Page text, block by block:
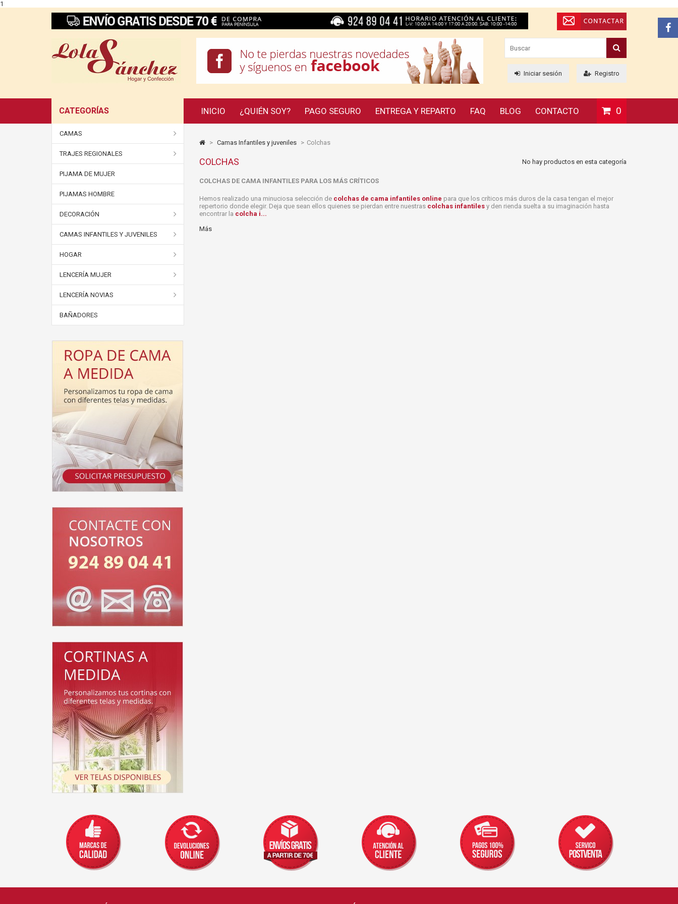
1
Iniciar sesión Registro
CATEGORÍAS INICIO ¿QUIÉN SOY? PAGO SEGURO ENTREGA Y REPARTO FAQ BLOG CONTACTO 0
CAMAS
TRAJES REGIONALES
PIJAMA DE MUJER
PIJAMAS HOMBRE
DECORACIÓN
CAMAS INFANTILES Y JUVENILES
HOGAR
LENCERÍA MUJER
LENCERÍA NOVIAS
BAÑADORES
> Camas Infantiles y juveniles > Colchas
COLCHAS No hay productos en esta categoría
COLCHAS DE CAMA INFANTILES PARA LOS MÁS CRÍTICOS
Hemos realizado una minuciosa selección de colchas de cama infantiles online para que los críticos más duros de la casa tengan el mejor
repertorio donde elegir. Deja que sean ellos quienes se pierdan entre nuestras colchas infantilesy den rienda suelta a su imaginación hasta
encontrar la colcha i...
Más